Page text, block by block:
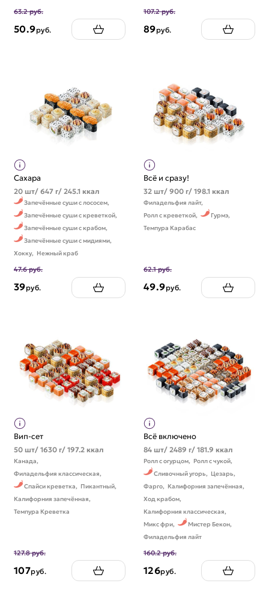
63.2 руб.
50.9руб.
107.2 руб.
89руб.
Сахара
20 шт/ 647 г/ 245.1 ккал
Запечённые суши с лососем,
Запечённые суши с креветкой,
Запечённые суши с крабом,
Запечённые суши с мидиями,
Хокку, Нежный краб
47.6 руб.
39руб.
Всё и сразу!
32 шт/ 900 г/ 198.1 ккал
Филадельфия лайт,
Ролл с креветкой,
Гурмэ,
Темпура Карабас
62.1 руб.
49.9руб.
Вип-сет
50 шт/ 1630 г/ 197.2 ккал
Канада,
Филадельфия классическая,
Спайси креветка, Пикантный,
Калифорния запечённая,
Темпура Креветка
127.8 руб.
107руб.
Всё включено
84 шт/ 2489 г/ 181.9 ккал
Ролл с огурцом, Ролл с чукой,
Сливочный угорь, Цезарь,
Фарго, Калифорния запечённая,
Ход крабом,
Калифорния классическая,
Микс фри,
Мистер Бекон,
Филадельфия лайт
160.2 руб.
126руб.